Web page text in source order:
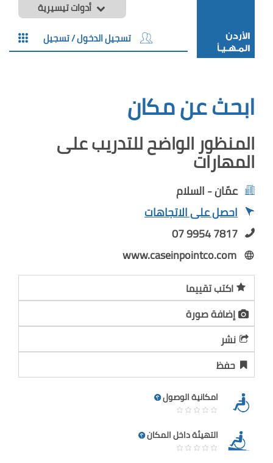
أدوات تيسيرية
تسجيل الدخول / تسجيل
ابحث عن مكان
المنظور الواضح للتدريب على
المهارات
عمّان - السلام
احصل على الاتجاهات
07 9954 7817
www.caseinpointco.com
اكتب تقييما
إضافة صورة
نشر
حفظ
امكانية الوصول
التهيئة داخل المكان